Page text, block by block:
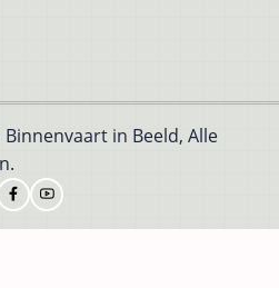
in Beeld, Alle